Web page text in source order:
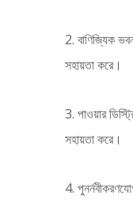
2. বাণিজ্যিক
সহায়তা করে।
3. পাওয়ার
সহায়তা করে।
4.